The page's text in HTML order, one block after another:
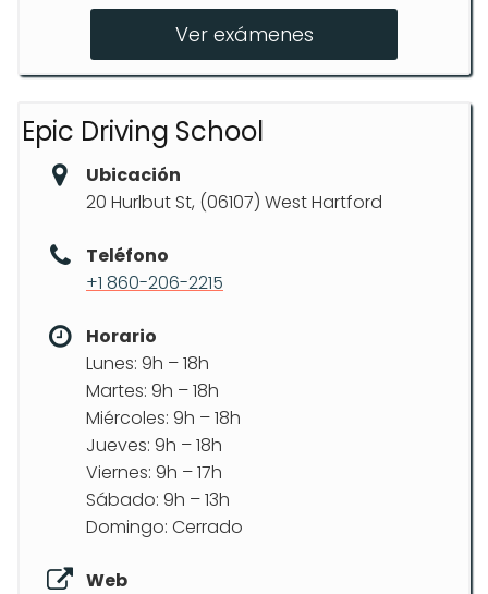
Lecciones Personalizadas
Ver exámenes
Epic Driving School
Ubicación
20 Hurlbut St, (06107) West Hartford
Teléfono
+1 860-206-2215
Horario
Lunes: 9h – 18h
Martes: 9h – 18h
Miércoles: 9h – 18h
Jueves: 9h – 18h
Viernes: 9h – 17h
Sábado: 9h – 13h
Domingo: Cerrado
Web